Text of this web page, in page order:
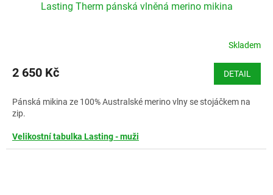
Lasting Therm pánská vlněná merino mikina
Skladem
2 650 Kč DETAIL
Pánská mikina ze 100% Australské merino vlny se stojáčkem na
zip.
Velikostní tabulka Lasting - muži